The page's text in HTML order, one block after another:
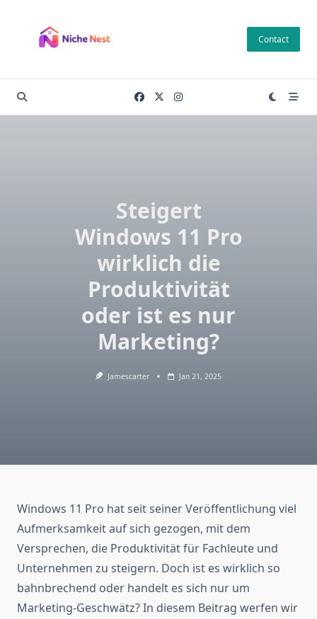
content
Contact
Steigert
Windows 11 Pro
wirklich die
Produktivität
oder ist es nur
Marketing?
Jamescarter Jan 21, 2025
Windows 11 Pro hat seit seiner Veröffentlichung viel
Aufmerksamkeit auf sich gezogen, mit dem
Versprechen, die Produktivität für Fachleute und
Unternehmen zu steigern. Doch ist es wirklich so
bahnbrechend oder handelt es sich nur um
Marketing-Geschwätz? In diesem Beitrag werfen wir